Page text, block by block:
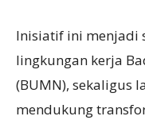
Inisiatif ini menjadi
lingkungan kerja
(BUMN), sekaligus
mendukung